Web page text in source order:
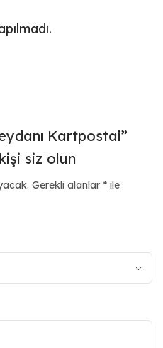
Kartpostal”
siz olun
Gerekli alanlar * ile